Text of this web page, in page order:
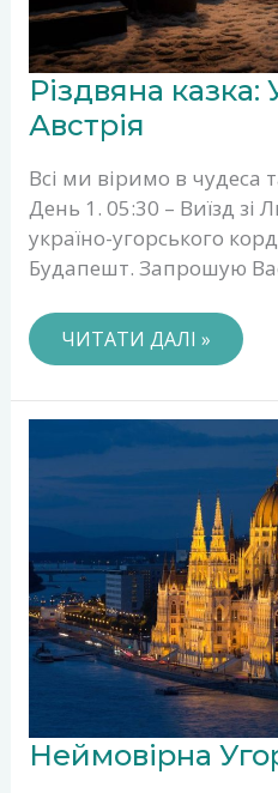
Різдвяна
Австрія
Всі ми віримо в чудеса
День 1. 05:30 – Виїзд зі
україно-угорського
Будапешт. Запрошую
РІЗДВЯНА
КАЗКА:
УГОРЩИНА
ТА
ЧИТАТИ ДАЛІ »
Неймовірна
НЕЙМОВІРНА
УГОРЩИНА